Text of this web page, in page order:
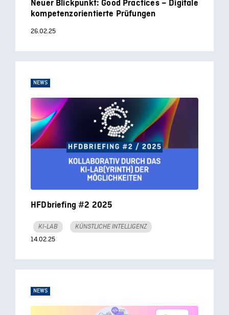
Neuer Blickpunkt: Good Practices – Digitale
kompetenzorientierte Prüfungen
26.02.25
NEWS
HFDbriefing #2 2025
KI-LAB KÜNSTLICHE INTELLIGENZ
14.02.25
NEWS